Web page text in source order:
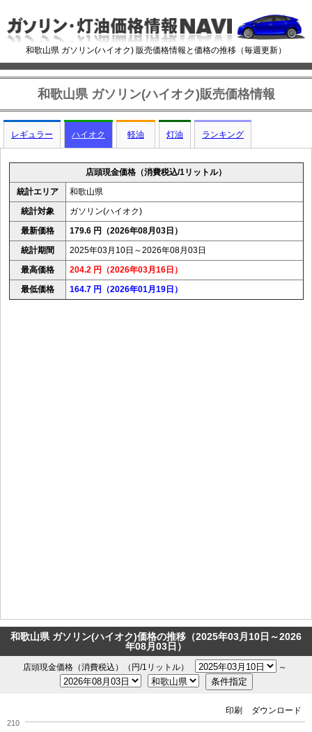
和歌山県 ガソリン(ハイオク) 販売価格情報と価格の推移（毎週更新）
和歌山県 ガソリン(ハイオク)販売価格情報
レギュラー ハイオク 軽油 灯油 ランキング
店頭現金価格（消費税込/1リットル）
統計エリア
和歌山県
統計対象
ガソリン(ハイオク)
最新価格
179.6 円（2026年08月03日）
統計期間
2025年03月10日～2026年08月03日
最高価格
204.2 円（2026年03月16日）
最低価格
164.7 円（2026年01月19日）
和歌山県 ガソリン(ハイオク)価格の推移（2025年03月10日～2026
年08月03日）
店頭現金価格（消費税込）（円/1リットル） ～
ダウンロード
印刷
210